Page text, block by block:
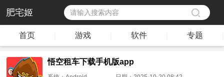
肥宅姬
首页 游戏 软件 专题
悟空租车下载手机版app